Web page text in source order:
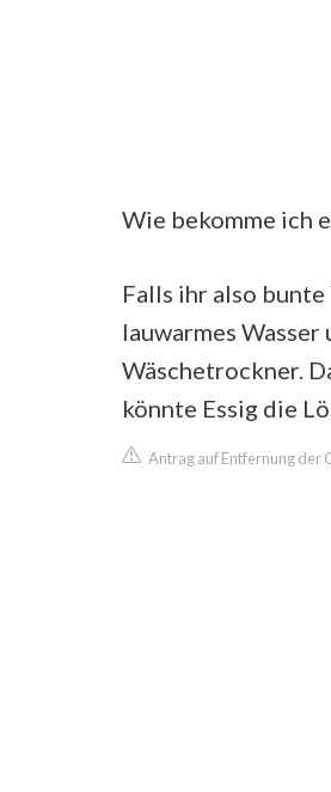
Wie bekomme ich
Falls ihr also
lauwarmes
Wäschetrockner.
könnte Essig die
Antrag auf Entfernung der